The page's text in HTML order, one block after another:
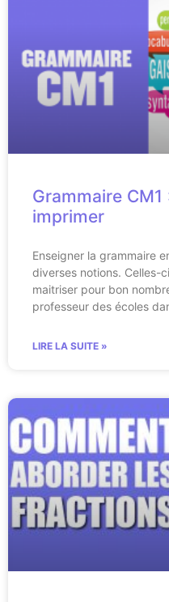
Grammaire
imprimer
Enseigner la grammaire
diverses notions. Celles-
maitriser pour bon
professeur des écoles
LIRE LA SUITE »